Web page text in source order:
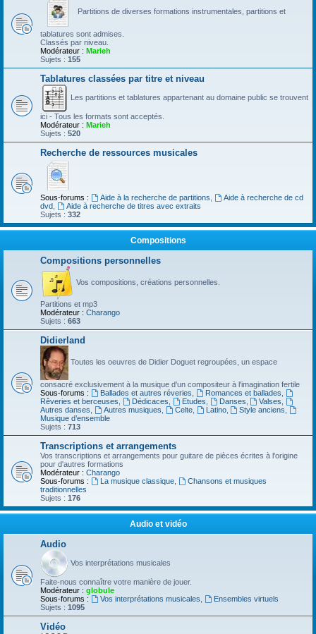
Partitions de diverses formations instrumentales, partitions et
tablatures sont admises.
Classés par niveau.
Modérateur : Marieh
Sujets : 155
Tablatures classées par titre et niveau
Les partitions et tablatures appartenant au domaine public se trouvent
ici - Tous les formats sont acceptés.
Modérateur : Marieh
Sujets : 520
Recherche de ressources musicales
Sous-forums : Aide à la recherche de partitions
Aide à recherche de cd
dvd
Aide à recherche de titres avec extraits
Sujets : 332
Compositions
Compositions personnelles
Vos compositions, créations personnelles.
Partitions et mp3
Modérateur : Charango
Sujets : 663
Didierland
Toutes les oeuvres de Didier Doguet regroupées, un espace
consacré exclusivement à la musique d'un compositeur à l'imagination fertile
Sous-forums :
Ballades et autres réveries Romances et ballades
Rêveries et berceuses
Dédicaces Etudes Danses Valses
Autres danses
Autres musiques Celte, Latino, Style anciens
Musique d’ensemble
Sujets : 713
Transcriptions et arrangements
Vos transcriptions et arrangements pour guitare de pièces écrites à l'origine
pour d'autres formations
Modérateur : Charango
Sous-forums :
La musique classique,
Chansons et musiques
traditionnelles
Sujets : 176
Audio et vidéo
Audio
Vos interprétations musicales
Faite-nous connaître votre manière de jouer.
Modérateur : globule
Sous-forums :
Vos interprétations musicales
Ensembles virtuels
Sujets : 1095
Vidéo